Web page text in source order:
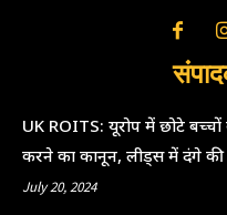
UK ROITS: यूरोप में छोटे
करने का कानून, लीड्स में दंगे की
July 20, 2024